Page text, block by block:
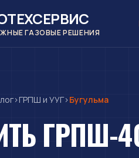
ГАЗОВЫЕ РЕШЕНИЯ
›ГРПШ и УУГ›Бугульма
ГРПШ-